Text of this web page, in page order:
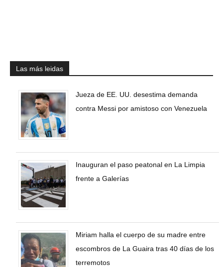
Las más leidas
Jueza de EE. UU. desestima demanda
contra Messi por amistoso con Venezuela
Inauguran el paso peatonal en La Limpia
frente a Galerías
Miriam halla el cuerpo de su madre entre
escombros de La Guaira tras 40 días de los
terremotos